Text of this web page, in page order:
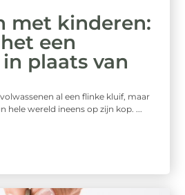
met kinderen:
een
plaats van
al een flinke kluif, maar
hele wereld ineens op zijn kop. ...